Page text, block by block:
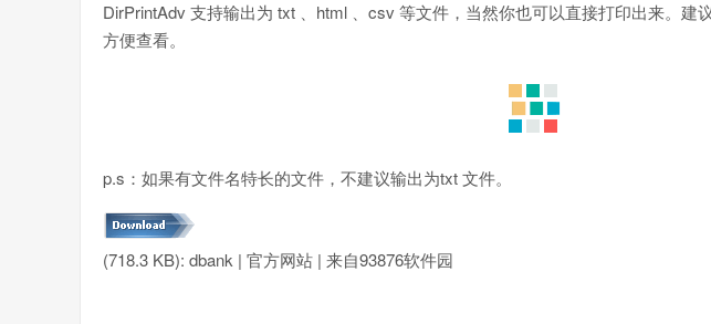
DirPrintAdv 支持输出为 txt 、html 、csv 等文件，当然你也可以直接打印出来。建
方便查看。
p.s：如果有文件名特长的文件，不建议输出为txt 文件。
(718.3 KB): dbank | 官方网站 | 来自93876软件园